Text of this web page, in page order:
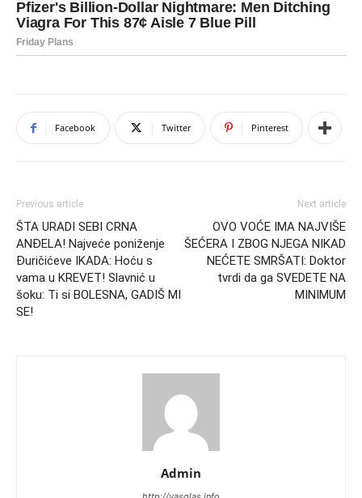
Facebook Twitter Pinterest
Previous article
ŠTA URADI SEBI CRNA
ANĐELA! Najveće poniženje
Đuričićeve IKADA: Hoću s
vama u KREVET! Slavnić u
šoku: Ti si BOLESNA, GADIŠ MI
SE!
Next article
OVO VOĆE IMA NAJVIŠE
ŠEĆERA I ZBOG NJEGA NIKAD
NEĆETE SMRŠATI: Doktor
tvrdi da ga SVEDETE NA
MINIMUM
Admin